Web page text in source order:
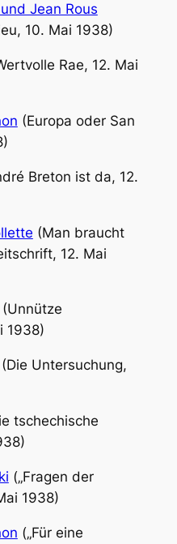
Jean Rous
10. Mai 1938)
Rae, 12. Mai
(Europa oder San
Breton ist da, 12.
(Man braucht
12. Mai
(Unnütze
1938)
Untersuchung,
tschechische
(„Fragen der
1938)
(„Für eine